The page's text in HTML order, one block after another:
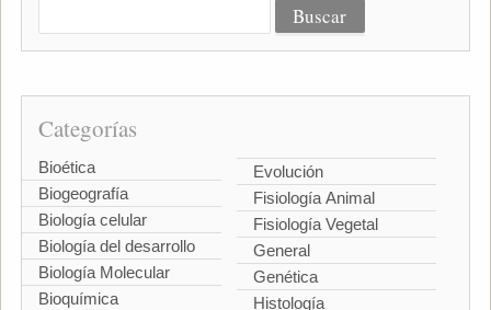
Categorías
Bioética
Biogeografía
Biología celular
Biología del desarrollo
Biología Molecular
Bioquímica
Evolución
Fisiología Animal
Fisiología Vegetal
General
Genética
Histología